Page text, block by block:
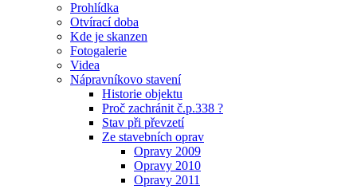
Prohlídka
Otvírací doba
Kde je skanzen
Fotogalerie
Videa
Nápravníkovo stavení
Historie objektu
Proč zachránit č.p.338 ?
Stav při převzetí
Ze stavebních oprav
Opravy 2009
Opravy 2010
Opravy 2011